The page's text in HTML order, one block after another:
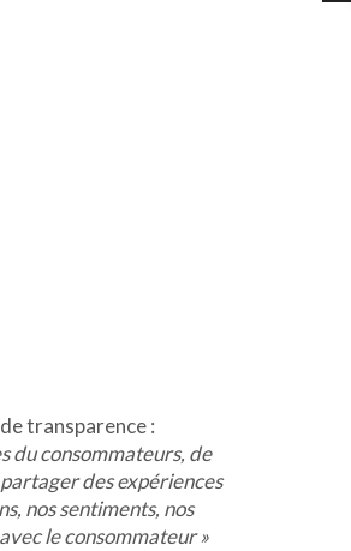
transparence :
du consommateurs, de
des expériences
nos sentiments, nos
le consommateur »